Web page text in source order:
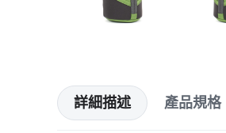
詳細描述 產品規格